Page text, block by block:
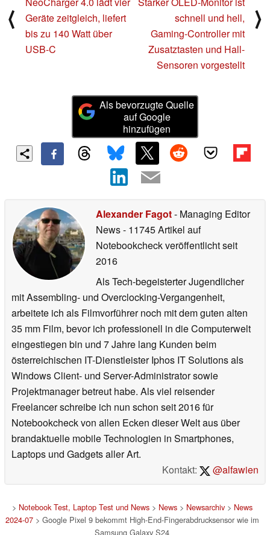
⟨
Geräte zeitgleich, liefert
bis zu 140 Watt über
USB-C
schnell und hell,
Gaming-Controller mit
Zusatztasten und Hall-
Sensoren vorgestellt
⟩
Als bevorzugte Quelle
auf Google
hinzufügen
Alexander Fagot- Managing Editor
News- 11745 Artikel auf
Notebookcheck veröffentlichtseit
2016
Als Tech-begeisterter Jugendlicher
mit Assembling- und Overclocking-Vergangenheit,
arbeitete ich als Filmvorführer noch mit dem guten alten
35 mm Film, bevor ich professionell in die Computerwelt
eingestiegen bin und 7 Jahre lang Kunden beim
österreichischen IT-Dienstleister Iphos IT Solutions als
Windows Client- und Server-Administrator sowie
Projektmanager betreut habe. Als viel reisender
Freelancer schreibe ich nun schon seit 2016 für
Notebookcheck von allen Ecken dieser Welt aus über
brandaktuelle mobile Technologien in Smartphones,
Laptops und Gadgets aller Art.
Kontakt:
@alfawien
> Notebook Test, Laptop Test und News> News> Newsarchiv> News
2024-07> Google Pixel 9 bekommt High-End-Fingerabdrucksensor wie im
Samsung Galaxy S24